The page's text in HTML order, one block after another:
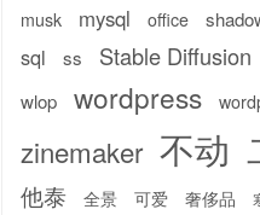
musk mysql office
sql ss Stable Diffusion
wlop wordpress
zinemaker 不动
他泰 全景 可爱 奢侈品